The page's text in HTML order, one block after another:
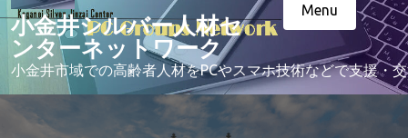
小金井シルバー人材セ
ンターネットワーク
小金井市域での高齢者人材をPCやスマホ技術などで支援・
Menu